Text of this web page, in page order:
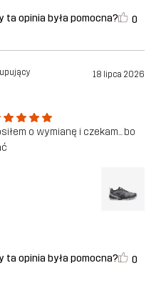
ta opinia była pomocna? 0
18 lipca 2026
o wymianę i czekam... bo
ta opinia była pomocna? 0